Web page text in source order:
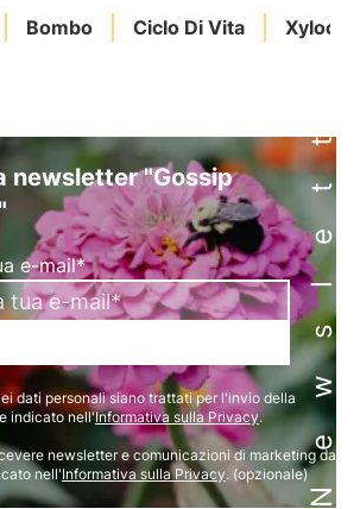
Bombo Ciclo Di Vita Newsletter
newsletter "Gossip
e-mail*
dati personali siano trattati per l'invio della
indicato nell'Informativa sulla Privacy.
newsletter e comunicazioni di marketing da
nell'Informativa sulla Privacy. (opzionale)